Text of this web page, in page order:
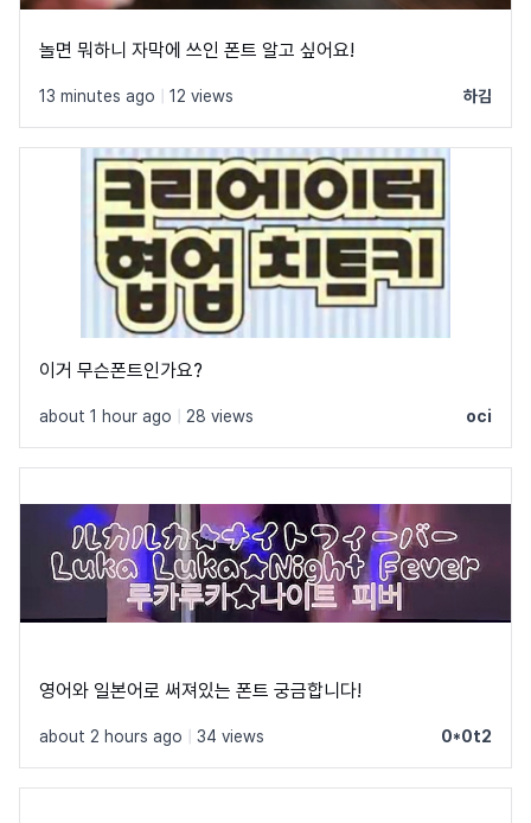
놀면 뭐하니 자막에 쓰인 폰트 알고 싶어요!
13 minutes ago 12 views 하김
이거 무슨폰트인가요?
about 1 hour ago 28 views oci
영어와 일본어로 써져있는 폰트 궁금합니다!
about 2 hours ago 34 views 0*0t2